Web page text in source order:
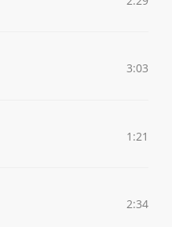
3:03
1:21
2:34